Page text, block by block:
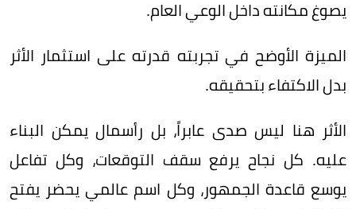
يصوغ مكانته داخل الوعي العام.
الميزة الأوضح في تجربته قدرته على استثمار الأثر
بدل الاكتفاء بتحقيقه.
الأثر هنا ليس صدى عابراً، بل رأسمال يمكن البناء
عليه. كل نجاح يرفع سقف التوقعات، وكل تفاعل
يوسع قاعدة الجمهور، وكل اسم عالمي يحضر يفتح